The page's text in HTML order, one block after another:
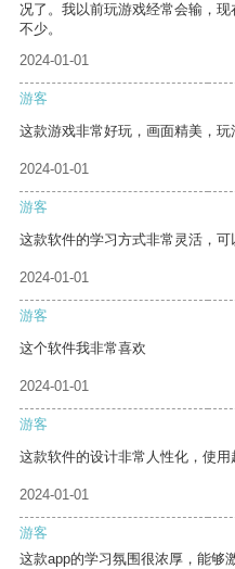
况了。我以前玩游戏经常会输，
不少。
2024-01-01
游客
这款游戏非常好玩，画面精美，玩
2024-01-01
游客
这款软件的学习方式非常灵活，可
2024-01-01
游客
这个软件我非常喜欢
2024-01-01
游客
这款软件的设计非常人性化，使用
2024-01-01
游客
这款app的学习氛围很浓厚，能够